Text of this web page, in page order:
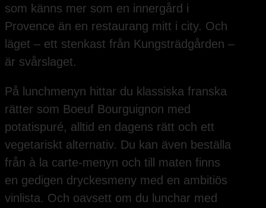
som känns mer som en innergård i
Provence än en restaurang mitt i city. Och
läget – ett stenkast från Kungsträdgården –
är svårslaget.
På lunchmenyn hittar du klassiska franska
rätter som Boeuf Bourguignon med
potatispuré, alltid en dagens rätt och ett
vegetariskt alternativ. Du kan även beställa
från à la carte-menyn och till maten finns
en gedigen dryckesmeny med en ambitiös
vinlista. Och oavsett om du lunchar med